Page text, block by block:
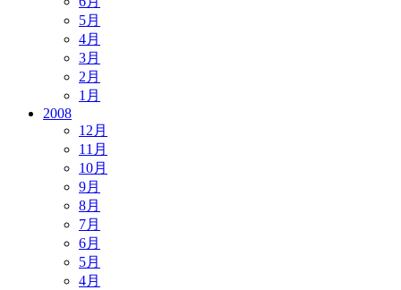
5月
4月
3月
2月
1月
2008
12月
11月
10月
9月
8月
7月
6月
5月
4月